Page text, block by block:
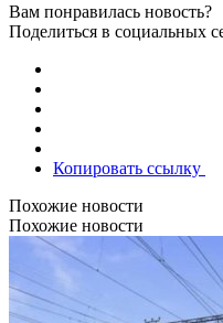
Вам понравилась новость?
Поделиться в социальных
Копировать ссылку
Похожие новости
Похожие новости